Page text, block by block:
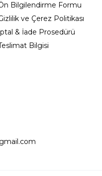
Bilgilendirme Formu
ve Çerez Politikası
& İade Prosedürü
Bilgisi